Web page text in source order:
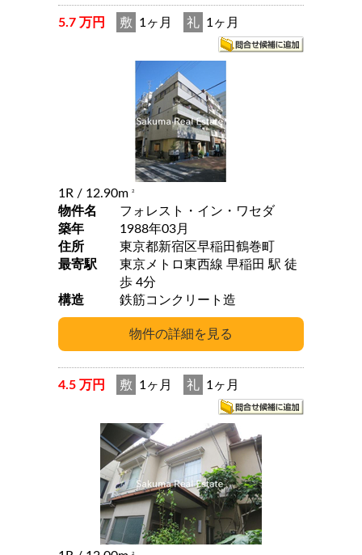
5.7 万円 敷 1ヶ月 礼 1ヶ月
1R / 12.90m 2
物件名
フォレスト・イン・ワセダ
築年
1988年03月
住所
東京都新宿区早稲田鶴巻町
最寄駅
東京メトロ東西線 早稲田 駅 徒
歩 4分
構造
鉄筋コンクリート造
4.5 万円 敷 1ヶ月 礼 1ヶ月
2